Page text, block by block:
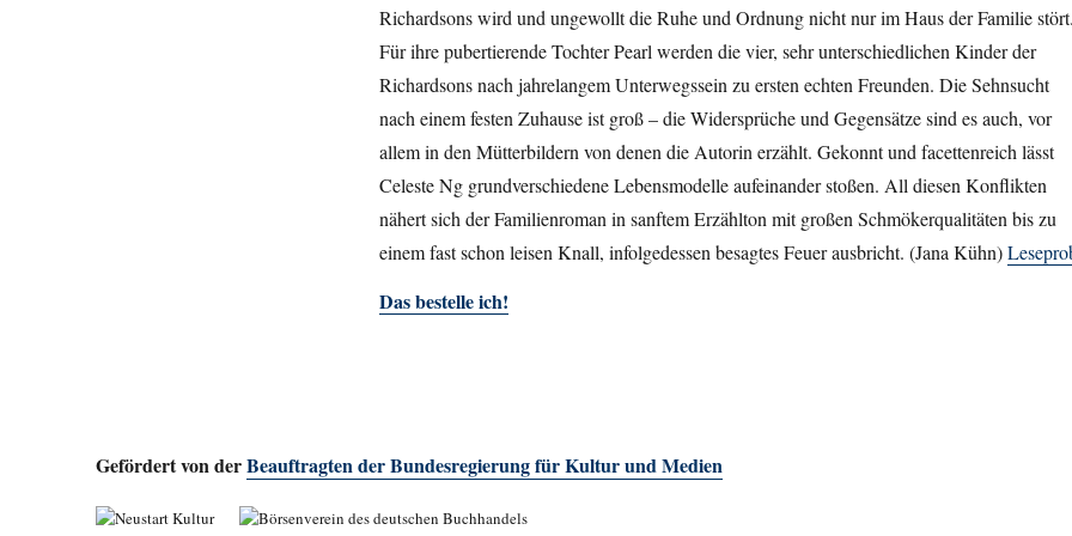
Richardsons wird und ungewollt die Ruhe und Ordnung nicht nur im Haus der Familie
Für ihre pubertierende Tochter Pearl werden die vier, sehr unterschiedlichen Kinder der
Richardsons nach jahrelangem Unterwegssein zu ersten echten Freunden. Die Sehnsucht
nach einem festen Zuhause ist groß – die Widersprüche und Gegensätze sind es auch, vor
allem in den Mütterbildern von denen die Autorin erzählt. Gekonnt und facettenreich lässt
Celeste Ng grundverschiedene Lebensmodelle aufeinander stoßen. All diesen Konflikten
nähert sich der Familienroman in sanftem Erzählton mit großen Schmökerqualitäten bis zu
einem fast schon leisen Knall, infolgedessen besagtes Feuer ausbricht. (Jana Kühn)
Das bestelle ich!
Gefördert von derBeauftragten der Bundesregierung für Kultur und Medien